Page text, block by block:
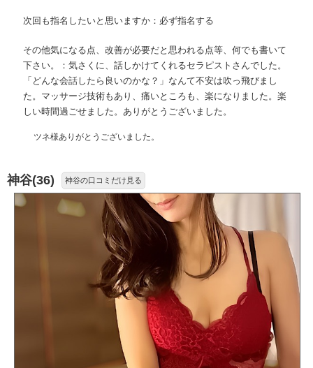
次回も指名したいと思いますか：必ず指名する
その他気になる点、改善が必要だと思われる点等、何でも書いて
下さい。：気さくに、話しかけてくれるセラピストさんでした。
「どんな会話したら良いのかな？」なんて不安は吹っ飛びまし
た。マッサージ技術もあり、痛いところも、楽になりました。楽
しい時間過ごせました。ありがとうございました。
ツネ様ありがとうございました。
神谷(36) 神谷の口コミだけ見る